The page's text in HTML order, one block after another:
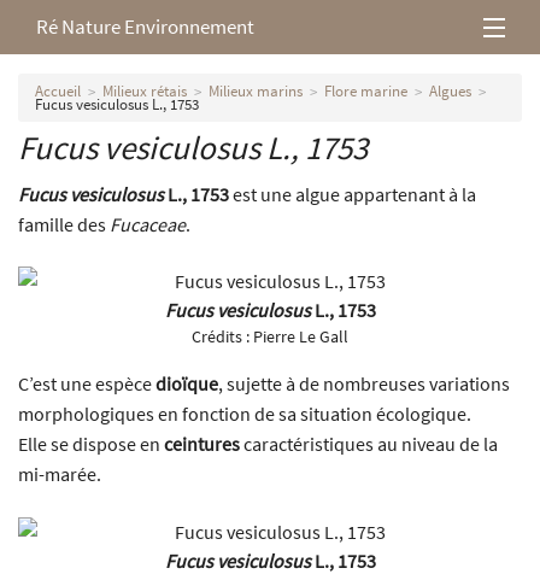
Ré Nature Environnement
L’association
Milieux rétais
Nos parutions
Accueil Milieux rétais Milieux marins Flore marine Algues
Fucus vesiculosus L., 1753
Fucus vesiculosus L., 1753
Fucus vesiculosusL., 1753est une algue appartenant à la
famille des Fucaceae.
Fucus vesiculosusL., 1753
Crédits : Pierre Le Gall
C’est une espècedioïque, sujette à de nombreuses variations
morphologiques en fonction de sa situation écologique.
Elle se dispose en ceinturescaractéristiques au niveau de la
mi-marée.
Fucus vesiculosusL., 1753